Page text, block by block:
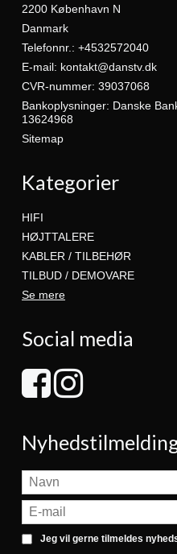
2200 København N
Danmark
Telefonnr.: +4532572040
E-mail: kontakt@danstv.dk
CVR-nummer: 39037068
Bankoplysninger: Danske
13624968
Sitemap
Kategorier
HIFI
HØJTTALERE
KABLER / TILBEHØR
TILBUD / DEMOVARE
Se mere
Social media
Jeg vil gerne tilmeldes